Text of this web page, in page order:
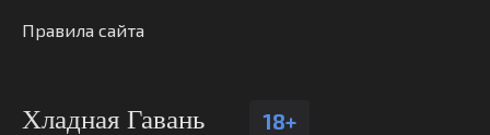
Правила сайта
Хладная Гавань 18+